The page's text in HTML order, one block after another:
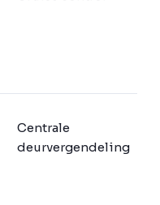
Centrale
deurvergendeling